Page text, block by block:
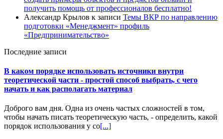
получить помощь от профессионалов бесплатно!
Александр Крылов к записи Темы ВКР по направлению
подготовки «Менеджмент» профиль
«Предпринимательство»
Последние записи
В каком порядке использовать источники внутри
теоретической части - простой способ выбрать, с чего
начать и как располагать материал
Доброго вам дня. Одна из очень частых сложностей в том,
чтобы начать писать теоретическую часть, - определить, какой
порядок использования у со[...]